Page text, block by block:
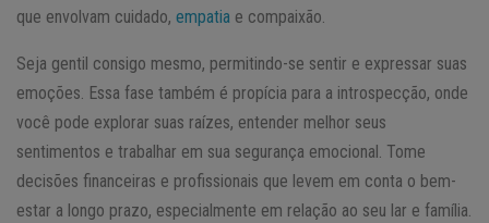
que envolvam cuidado, empatia e compaixão.
Seja gentil consigo mesmo, permitindo-se sentir e expressar suas
emoções. Essa fase também é propícia para a introspecção, onde
você pode explorar suas raízes, entender melhor seus
sentimentos e trabalhar em sua segurança emocional. Tome
decisões financeiras e profissionais que levem em conta o bem-
estar a longo prazo, especialmente em relação ao seu lar e família.